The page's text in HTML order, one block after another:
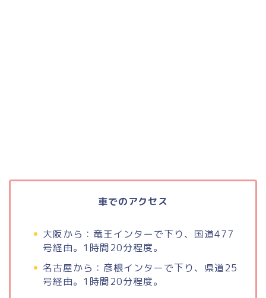
車でのアクセス
大阪から：竜王インターで下り、国道477
号経由。1時間20分程度。
名古屋から：彦根インターで下り、県道25
号経由。1時間20分程度。